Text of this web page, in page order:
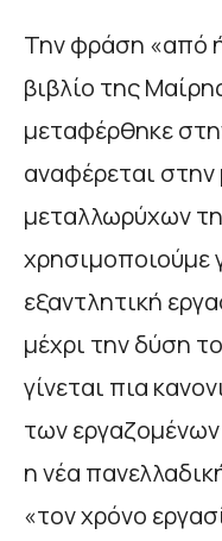
Την φράση «από
βιβλίο της
μεταφέρθηκε
αναφέρεται
μεταλλωρύχων
χρησιμοποιούμε
εξαντλητική
μέχρι την δύση
γίνεται πια
των
η νέα
«τον χρόνο